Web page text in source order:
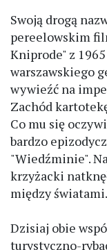
Swoją drogą
pereelowskim
Kniprode" z
warszawskiego
wywieźć na
Zachód
Co mu się
bardzo
"Wiedźminie".
krzyżacki
między światami.
Dzisiaj obie
turystyczno-